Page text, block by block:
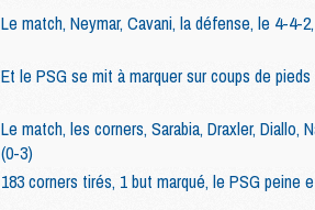
Le match, Neymar, Cavani, la défense, le 4-4-
Et le PSG se mit à marquer sur coups de
Le match, les corners, Sarabia, Draxler,
(0-3)
183 corners tirés, 1 but marqué, le PSG peine